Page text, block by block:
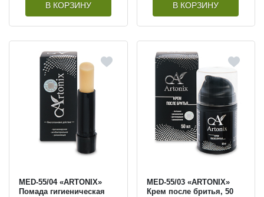
В КОРЗИНУ В КОРЗИНУ
MED-55/04 «ARTONIX»
Помада гигиеническая
MED-55/03 «ARTONIX»
Крем после бритья, 50